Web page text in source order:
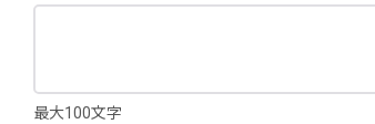
最大100文字